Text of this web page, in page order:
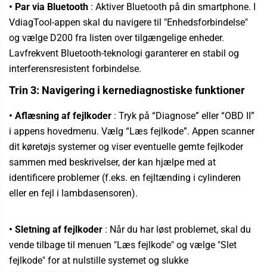
• Par via Bluetooth : Aktiver Bluetooth på din smartphone. I
VdiagTool-appen skal du navigere til "Enhedsforbindelse"
og vælge D200 fra listen over tilgængelige enheder.
Lavfrekvent Bluetooth-teknologi garanterer en stabil og
interferensresistent forbindelse.
Trin 3: Navigering i kernediagnostiske funktioner
• Aflæsning af fejlkoder : Tryk på “Diagnose” eller “OBD II”
i appens hovedmenu. Vælg “Læs fejlkode”. Appen scanner
dit køretøjs systemer og viser eventuelle gemte fejlkoder
sammen med beskrivelser, der kan hjælpe med at
identificere problemer (f.eks. en fejltænding i cylinderen
eller en fejl i lambdasensoren).
• Sletning af fejlkoder : Når du har løst problemet, skal du
vende tilbage til menuen "Læs fejlkode" og vælge "Slet
fejlkode" for at nulstille systemet og slukke